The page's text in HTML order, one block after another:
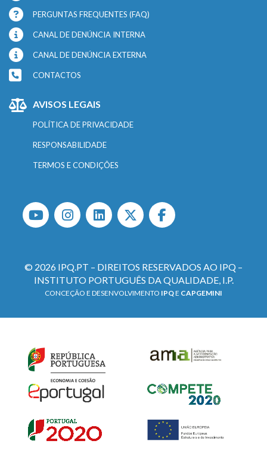
PERGUNTAS FREQUENTES (FAQ)
CANAL DE DENÚNCIA INTERNA
CANAL DE DENÚNCIA EXTERNA
CONTACTOS
AVISOS LEGAIS
POLÍTICA DE PRIVACIDADE
RESPONSABILIDADE
TERMOS E CONDIÇÕES
© 2026 IPQ.PT – DIREITOS RESERVADOS AO IPQ –
INSTITUTO PORTUGUÊS DA QUALIDADE, I.P.
CONCEÇÃO E DESENVOLVIMENTO IPQE CAPGEMINI